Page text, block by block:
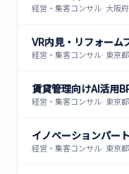
経営・集客コンサル· 大阪
VR内見・リフォーム
経営・集客コンサル· 東京
賃貸管理向けAI活用
経営・集客コンサル· 東京
経営・集客コンサル· 東京